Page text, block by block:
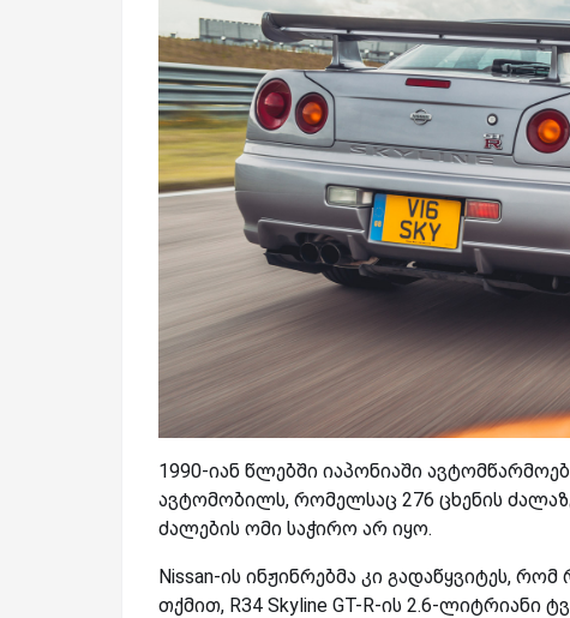
1990-იან წლებში იაპონიაში
ავტომობილს, რომელსაც 276 ცხენის
ძალების ომი საჭირო არ იყო.
Nissan-ის ინჟინრებმა კი გადაწყვიტეს,
თქმით, R34 Skyline GT-R-ის 2.6-ლიტრიანი